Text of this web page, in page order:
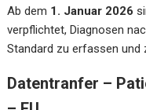
Ab dem 1. Januar 2026
verpflichtet, Diagnosen
Standard zu erfassen und
Datentranfer –